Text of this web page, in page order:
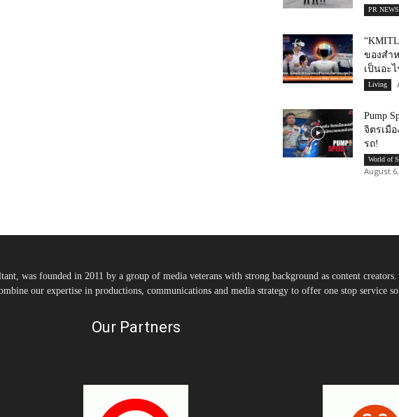
PR NEWS
ของสำ
เป็นอะไ
Living
Pump
จิตรเมื
รถ!
World of
August
was founded in 2011 by a group of media veterans with strong background as content creators.
our expertise in productions, communications and media strategy to offer one stop service
Our Partners